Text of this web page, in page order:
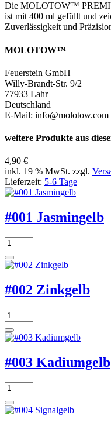
Die MOLOTOW™
ist mit 400 ml gefüllt und
Zuverlässigkeit und
MOLOTOW™
Feuerstein GmbH
Willy-Brandt-Str. 9/2
77933 Lahr
Deutschland
E-Mail: info@molotow.com
weitere Produkte aus
4,90 €
inkl. 19 % MwSt. zzgl.
Lieferzeit: 5-6 Tage
#001 Jasmingelb
#002 Zinkgelb
#003 Kadiumgelb